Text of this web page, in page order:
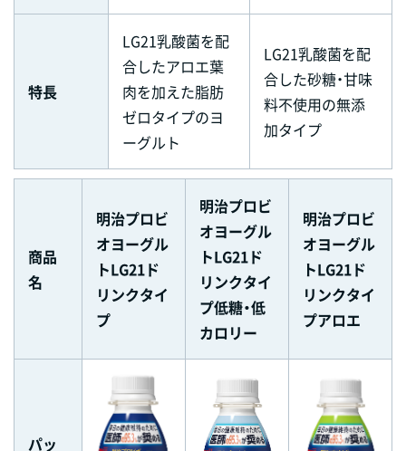
特長
LG21乳酸菌を配
合したアロエ葉
肉を加えた脂肪
ゼロタイプのヨ
ーグルト
LG21乳酸菌を配
合した砂糖・甘味
料不使用の無添
加タイプ
商品
名
明治プロビ
オヨーグル
トLG21ド
リンクタイ
プ
明治プロビ
オヨーグル
トLG21ド
リンクタイ
プ低糖・低
カロリー
明治プロビ
オヨーグル
トLG21ド
リンクタイ
プアロエ
パッ